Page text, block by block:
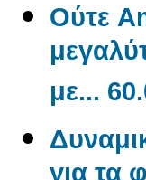
Ούτε
με...